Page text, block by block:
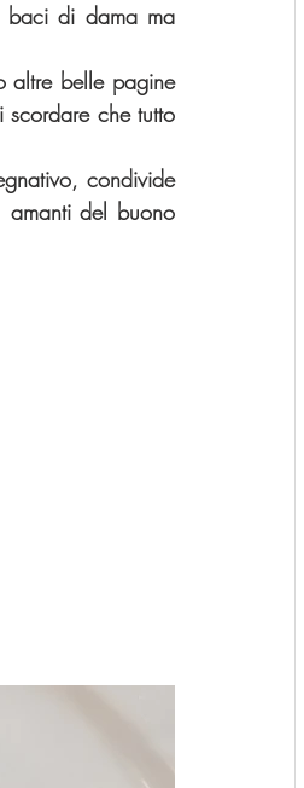
baci di dama ma
altre belle pagine
che tutto
condivide
amanti del buono